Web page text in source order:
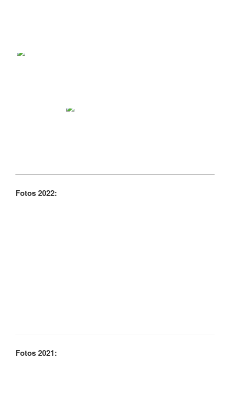
Fotos 2022:
Fotos 2021: